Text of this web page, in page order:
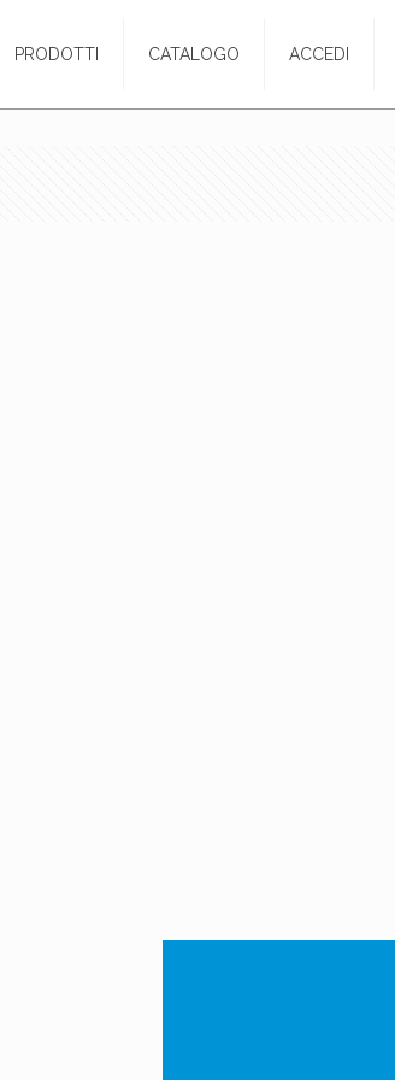
PRODOTTI CATALOGO ACCEDI